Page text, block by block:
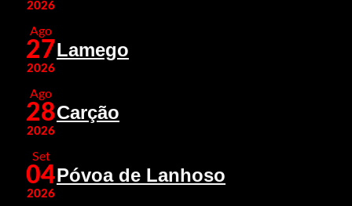
2026
Ago
27
2026
Lamego
Ago
28
2026
Carção
Set
04
2026
Póvoa de Lanhoso